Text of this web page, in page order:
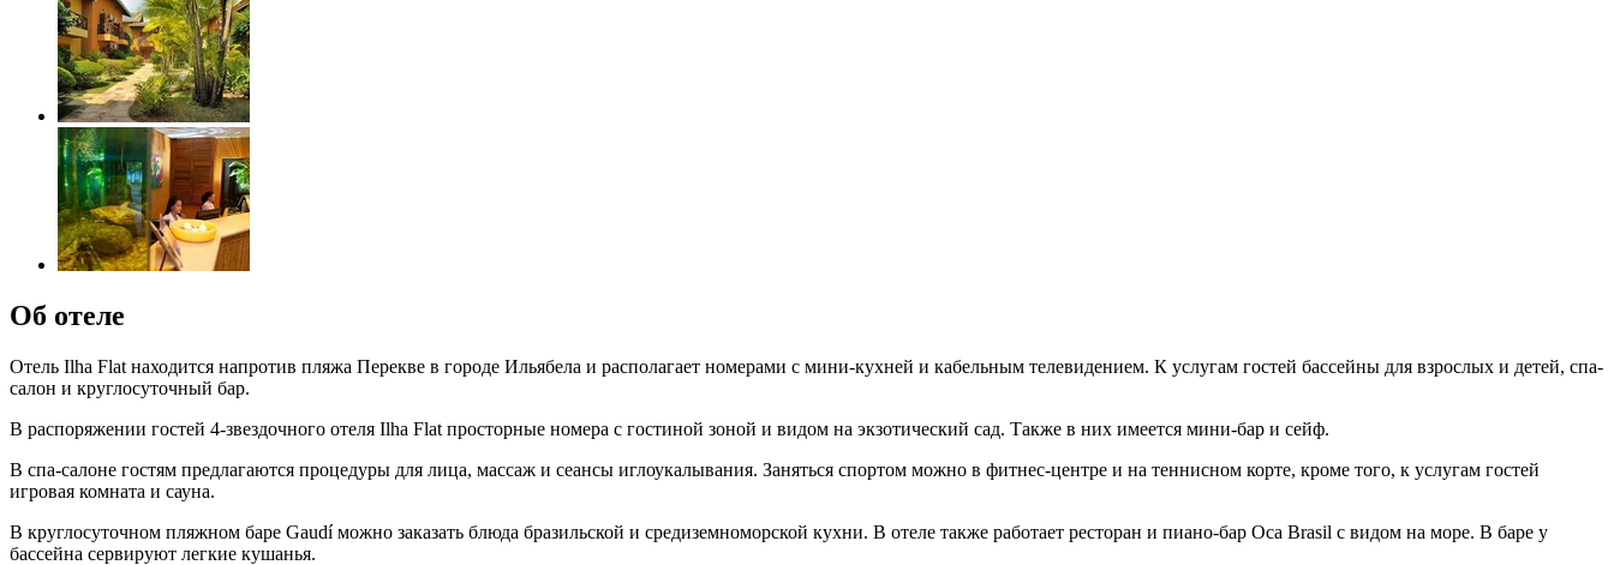
Об отеле
Отель Ilha Flat находится напротив пляжа Перекве в городе Ильябела и располагает номерами с мини-кухней и кабельным телевидением. К услугам гостей бассейны для взрослых и детей, спа-
салон и круглосуточный бар.
В распоряжении гостей 4-звездочного отеля Ilha Flat просторные номера с гостиной зоной и видом на экзотический сад. Также в них имеется мини-бар и сейф.
В спа-салоне гостям предлагаются процедуры для лица, массаж и сеансы иглоукалывания. Заняться спортом можно в фитнес-центре и на теннисном корте, кроме того, к услугам гостей
игровая комната и сауна.
В круглосуточном пляжном баре Gaudí можно заказать блюда бразильской и средиземноморской кухни. В отеле также работает ресторан и пиано-бар Oca Brasil с видом на море. В баре у
бассейна сервируют легкие кушанья.